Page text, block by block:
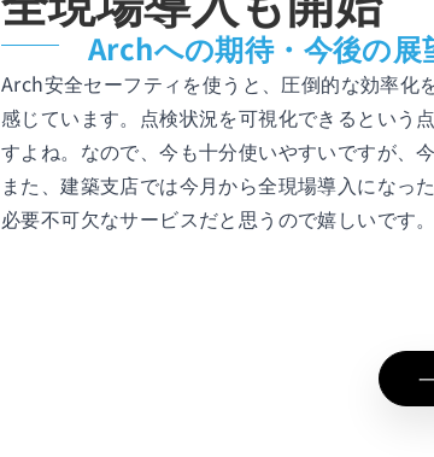
Archへの期待・今後の展
Arch安全セーフティを使うと、圧倒的な効率化
感じています。点検状況を可視化できるという
すよね。なので、今も十分使いやすいですが、
また、建築支店では今月から全現場導入にな
必要不可欠なサービスだと思うので嬉しいです。